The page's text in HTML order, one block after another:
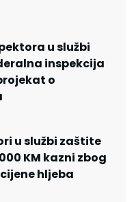
u službi
inspekcija
o
u službi zaštite
KM kazni zbog
hljeba